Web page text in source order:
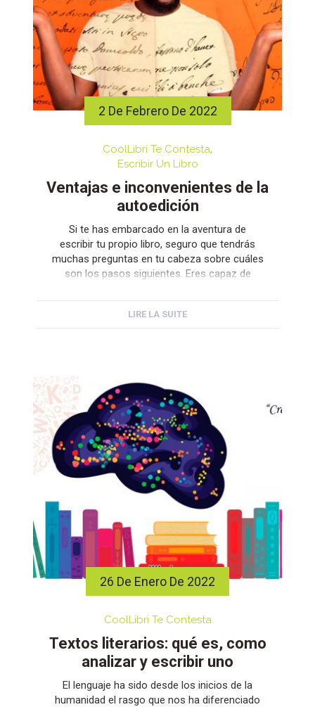
2 De Febrero De 2022
CoolLibri Te Contesta
Escribir Un Libro
Ventajas e inconvenientes de la
autoedición
Si te has embarcado en la aventura de
escribir tu propio libro, seguro que tendrás
muchas preguntas en tu cabeza sobre cuáles
son los pasos siguientes. Eres capaz de
la luz, te puedes llegar […]
LIRE LA SUITE
26 De Enero De 2022
CoolLibri Te Contesta
Textos literarios: qué es, como
analizar y escribir uno
El lenguaje ha sido desde los inicios de la
humanidad el rasgo que nos ha diferenciado